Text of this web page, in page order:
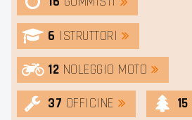
6 ISTRUTTORI
12 NOLEGGIO MOTO
37 OFFICINE 15